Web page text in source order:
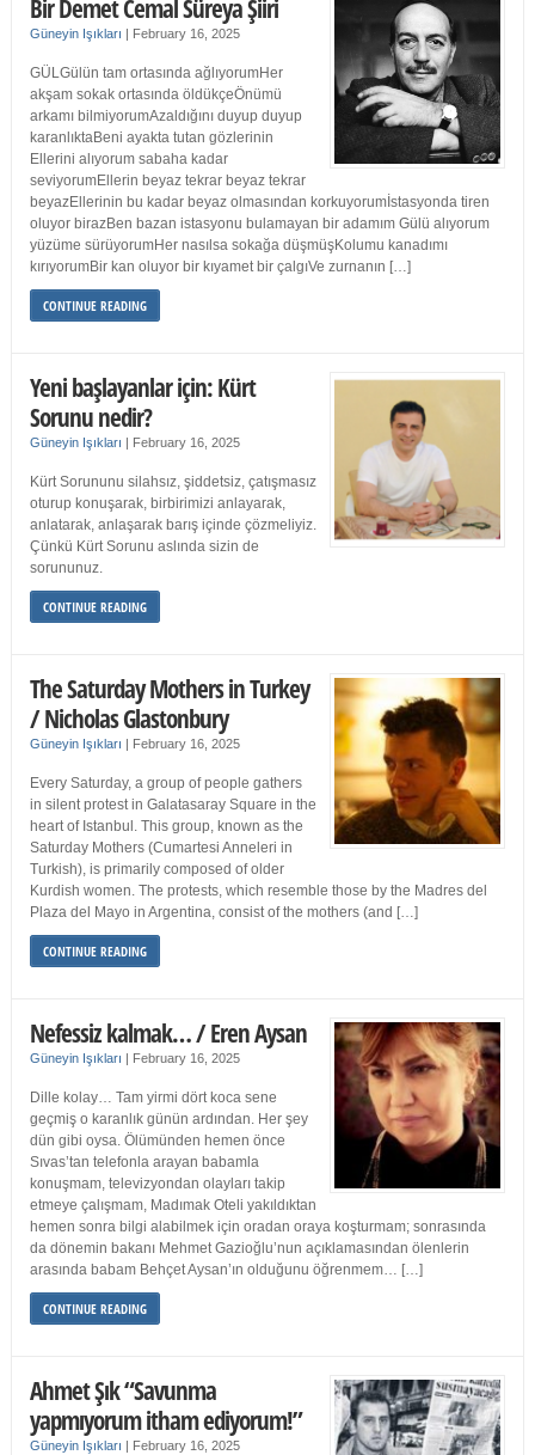
Bir Demet Cemal Süreya Şiiri
Güneyin Işıkları | February 16, 2025
GÜLGülün tam ortasında ağlıyorumHer
akşam sokak ortasında öldükçeÖnümü
arkamı bilmiyorumAzaldığını duyup duyup
karanlıktaBeni ayakta tutan gözlerinin
Ellerini alıyorum sabaha kadar
seviyorumEllerin beyaz tekrar beyaz tekrar
beyazEllerinin bu kadar beyaz olmasından korkuyorumİstasyonda tiren
oluyor birazBen bazan istasyonu bulamayan bir adamım Gülü alıyorum
yüzüme sürüyorumHer nasılsa sokağa düşmüşKolumu kanadımı
kırıyorumBir kan oluyor bir kıyamet bir çalgıVe zurnanın […]
CONTINUE READING
Yeni başlayanlar için: Kürt
Sorunu nedir?
Güneyin Işıkları | February 16, 2025
Kürt Sorununu silahsız, şiddetsiz, çatışmasız
oturup konuşarak, birbirimizi anlayarak,
anlatarak, anlaşarak barış içinde çözmeliyiz.
Çünkü Kürt Sorunu aslında sizin de
sorununuz.
CONTINUE READING
The Saturday Mothers in Turkey
/ Nicholas Glastonbury
Güneyin Işıkları | February 16, 2025
Every Saturday, a group of people gathers
in silent protest in Galatasaray Square in the
heart of Istanbul. This group, known as the
Saturday Mothers (Cumartesi Anneleri in
Turkish), is primarily composed of older
Kurdish women. The protests, which resemble those by the Madres del
Plaza del Mayo in Argentina, consist of the mothers (and […]
CONTINUE READING
Nefessiz kalmak… / Eren Aysan
Güneyin Işıkları | February 16, 2025
Dille kolay… Tam yirmi dört koca sene
geçmiş o karanlık günün ardından. Her şey
dün gibi oysa. Ölümünden hemen önce
Sıvas’tan telefonla arayan babamla
konuşmam, televizyondan olayları takip
etmeye çalışmam, Madımak Oteli yakıldıktan
hemen sonra bilgi alabilmek için oradan oraya koşturmam; sonrasında
da dönemin bakanı Mehmet Gazioğlu’nun açıklamasından ölenlerin
arasında babam Behçet Aysan’ın olduğunu öğrenmem… […]
CONTINUE READING
Ahmet Şık “Savunma
yapmıyorum itham ediyorum!”
Güneyin Işıkları | February 16, 2025